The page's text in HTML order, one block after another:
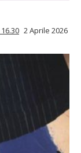
2 Aprile 2026